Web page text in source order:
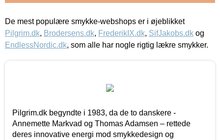
De mest populære smykke-webshops er i øjeblikket
Pilgrim.dk, Brodersens.dk, FrederikIX.dk, SifJakobs.dk og
EndlessNordic.dk, som alle har nogle rigtig lækre smykker.
Pilgrim.dk begyndte i 1983, da de to danskere -
Annemette Markvad og Thomas Adamsen – rettede
deres innovative energi mod smykkedesign og